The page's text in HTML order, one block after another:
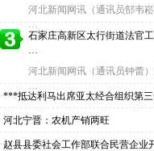
河北新闻网讯（通讯员郜韦
···...
石家庄高新区太行街道法官
···
河北新闻网讯（通讯员钟蕾
···...
·***抵达利马出席亚太经合组织第三
·河北宁晋：农机产销两旺
·赵县县委社会工作部联合民营企业